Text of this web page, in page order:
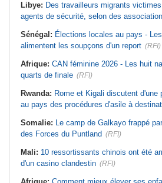
Libye: Des travailleurs migrants
agents de sécurité, selon des
Sénégal: Élections locales au pays -
alimentent les soupçons d'un report (RFI)
Afrique: CAN féminine 2026 - Les huit
quarts de finale (RFI)
Rwanda: Rome et Kigali discutent d'une
au pays des procédures d'asile à
Somalie: Le camp de Galkayo frappé
des Forces du Puntland (RFI)
Mali: 10 ressortissants chinois ont été
d'un casino clandestin (RFI)